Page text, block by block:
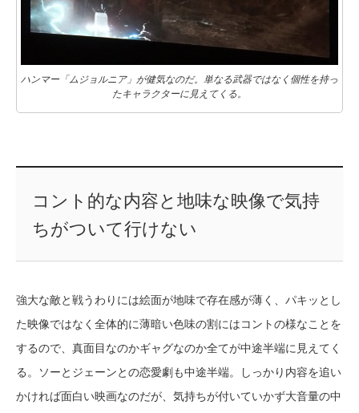
ハンマー「ムジョルニア」が健気なのだ。単なる武器ではなく個性を持っ
たキャラクターに見えてくる。
コント的な内容と地味な映像で気持
ちがついて行けない
強大な敵と戦うわりには絵面が地味で存在感が薄く、パキッとし
た映像ではなく全体的に薄暗い色味の割にはコントの様なことを
するので、真面目なのかギャグなのか全てが中途半端に見えてく
る。ソーとジェーンとの恋愛劇も中途半端。しっかり内容を追い
かければ面白い映画なのだが、気持ちが付いていかず大音量の中